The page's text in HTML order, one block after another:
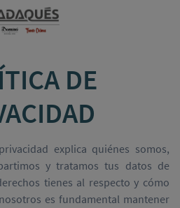
DE
explica quiénes somos,
y tratamos tus datos de
tienes al respecto y cómo
es fundamental mantener